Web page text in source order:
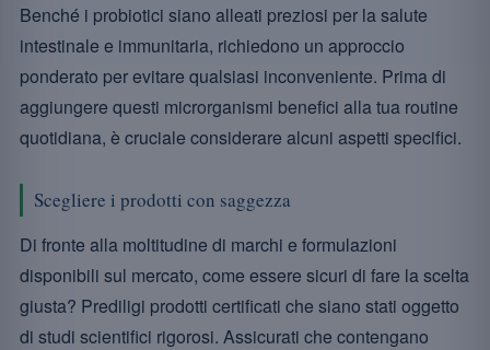
Benché i probiotici siano alleati preziosi per la salute
intestinale e immunitaria, richiedono un approccio
ponderato per evitare qualsiasi inconveniente. Prima di
aggiungere questi microrganismi benefici alla tua routine
quotidiana, è cruciale considerare alcuni aspetti specifici.
Scegliere i prodotti con saggezza
Di fronte alla moltitudine di marchi e formulazioni
disponibili sul mercato, come essere sicuri di fare la scelta
giusta? Prediligi prodotti certificati che siano stati oggetto
di studi scientifici rigorosi. Assicurati che contengano